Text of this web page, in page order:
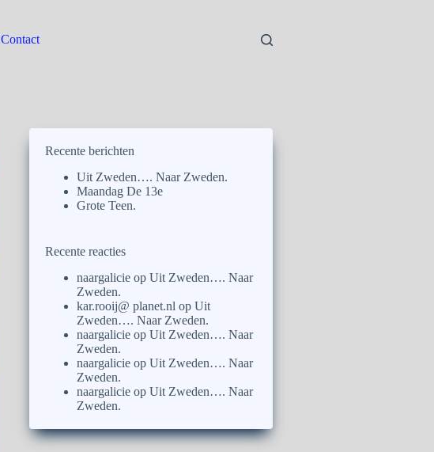
Contact
Recente berichten
Uit Zweden…. Naar Zweden.
Maandag De 13e
Grote Teen.
Recente reacties
naargalicie opUit Zweden…. Naar
Zweden.
kar.rooij@ planet.nl opUit
Zweden…. Naar Zweden.
naargalicie opUit Zweden…. Naar
Zweden.
naargalicie opUit Zweden…. Naar
Zweden.
naargalicie opUit Zweden…. Naar
Zweden.